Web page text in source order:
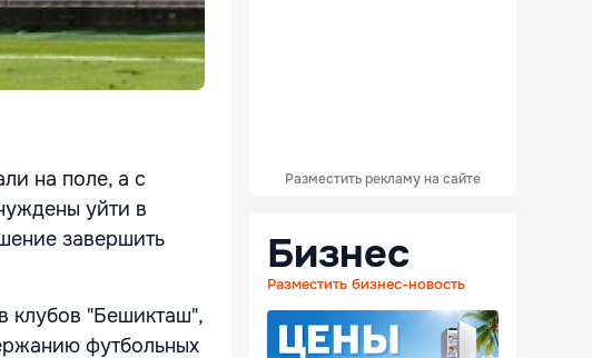
на поле, а с
уйти в
завершить
клубов "Бешикташ",
футбольных
Разместить рекламу на сайте
Бизнес
Разместить бизнес-новость